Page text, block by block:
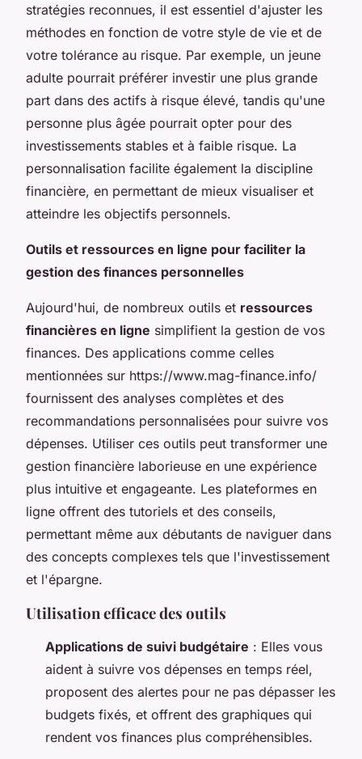
stratégies reconnues, il est essentiel d'ajuster les
méthodes en fonction de votre style de vie et de
votre tolérance au risque. Par exemple, un jeune
adulte pourrait préférer investir une plus grande
part dans des actifs à risque élevé, tandis qu'une
personne plus âgée pourrait opter pour des
investissements stables et à faible risque. La
personnalisation facilite également la discipline
financière, en permettant de mieux visualiser et
atteindre les objectifs personnels.
Outils et ressources en ligne pour faciliter la
gestion des finances personnelles
Aujourd'hui, de nombreux outils et ressources
financières en ligne simplifient la gestion de vos
finances. Des applications comme celles
mentionnées sur https://www.mag-finance.info/
fournissent des analyses complètes et des
recommandations personnalisées pour suivre vos
dépenses. Utiliser ces outils peut transformer une
gestion financière laborieuse en une expérience
plus intuitive et engageante. Les plateformes en
ligne offrent des tutoriels et des conseils,
permettant même aux débutants de naviguer dans
des concepts complexes tels que l'investissement
et l'épargne.
Utilisation efficace des outils
Applications de suivi budgétaire : Elles vous
aident à suivre vos dépenses en temps réel,
proposent des alertes pour ne pas dépasser les
budgets fixés, et offrent des graphiques qui
rendent vos finances plus compréhensibles.